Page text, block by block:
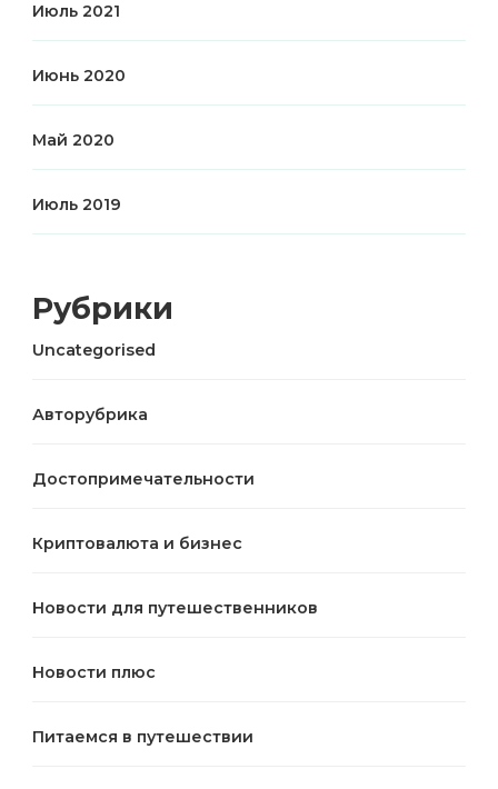
Июль 2021
Июнь 2020
Май 2020
Июль 2019
Рубрики
Uncategorised
Авторубрика
Достопримечательности
Криптовалюта и бизнес
Новости для путешественников
Новости плюс
Питаемся в путешествии